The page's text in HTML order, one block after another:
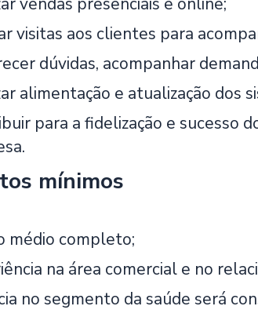
visitas aos clientes para
dúvidas, acompanhar
alimentação e atualização dos
para a fidelização e sucesso
mínimos
médio completo;
na área comercial e no
no segmento da saúde será